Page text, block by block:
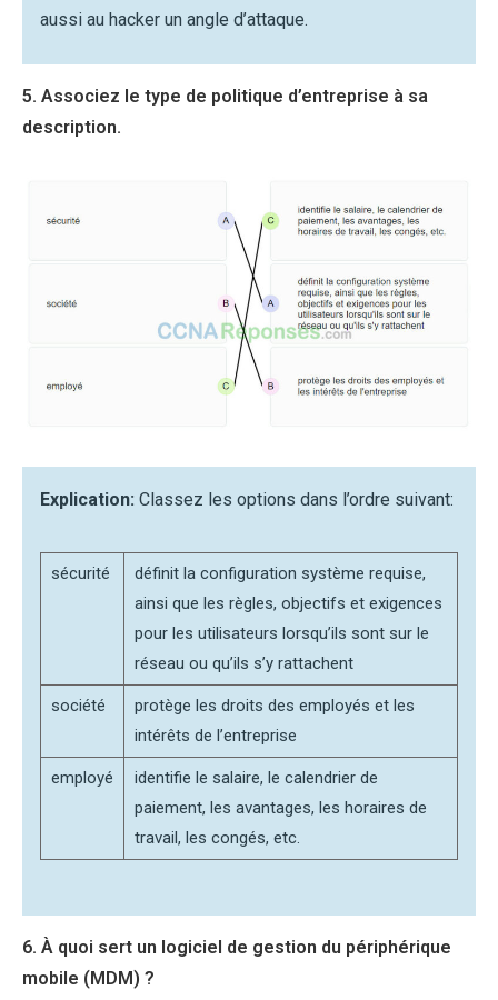
aussi au hacker un angle d’attaque.
5. Associez le type de politique d’entreprise à sa
description.
Explication: Classez les options dans l’ordre suivant:
sécurité
définit la configuration système requise,
ainsi que les règles, objectifs et exigences
pour les utilisateurs lorsqu’ils sont sur le
réseau ou qu’ils s’y rattachent
société
protège les droits des employés et les
intérêts de l’entreprise
employé
identifie le salaire, le calendrier de
paiement, les avantages, les horaires de
travail, les congés, etc.
6. À quoi sert un logiciel de gestion du périphérique
mobile (MDM) ?